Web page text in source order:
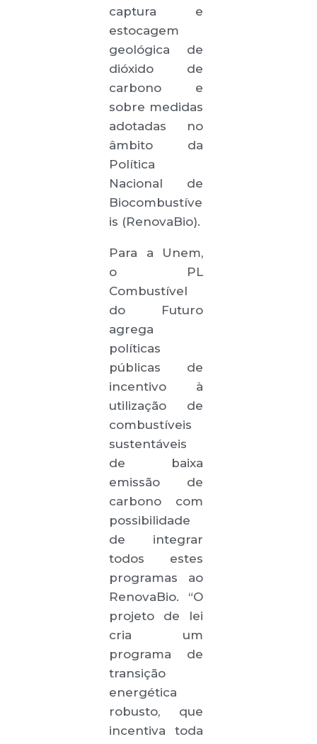
captura e
estocagem
geológica de
dióxido de
carbono e
sobre medidas
adotadas no
âmbito da
Política
Nacional de
Biocombustíve
is (RenovaBio).
Para a Unem,
o PL
Combustível
do Futuro
agrega
políticas
públicas de
incentivo à
utilização de
combustíveis
sustentáveis
de baixa
emissão de
carbono com
possibilidade
de integrar
todos estes
programas ao
RenovaBio. “O
projeto de lei
cria um
programa de
transição
energética
robusto, que
incentiva toda